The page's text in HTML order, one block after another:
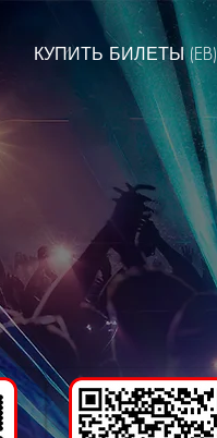
КУПИТЬ БИЛЕТЫ (EB)